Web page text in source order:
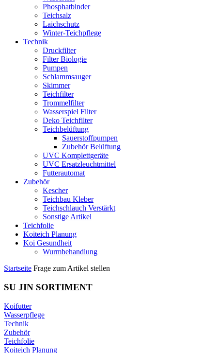
Phosphatbinder
Teichsalz
Laichschutz
Winter-Teichpflege
Technik
Druckfilter
Filter Biologie
Pumpen
Schlammsauger
Skimmer
Teichfilter
Trommelfilter
Wasserspiel Filter
Deko Teichfilter
Teichbelüftung
Sauerstoffpumpen
Zubehör Belüftung
UVC Komplettgeräte
UVC Ersatzleuchtmittel
Futterautomat
Zubehör
Kescher
Teichbau Kleber
Teichschlauch Verstärkt
Sonstige Artikel
Teichfolie
Koiteich Planung
Koi Gesundheit
Wurmbehandlung
Startseite Frage zum Artikel stellen
SU JIN SORTIMENT
Koifutter
Wasserpflege
Technik
Zubehör
Teichfolie
Koiteich Planung